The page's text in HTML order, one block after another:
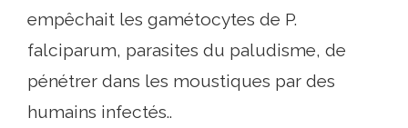
empêchait les gamétocytes de P.
falciparum, parasites du paludisme, de
pénétrer dans les moustiques par des
humains infectés..